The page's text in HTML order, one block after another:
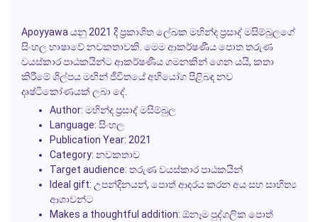
Apoyyawa යනු 2021 දී ප්‍රකාශිත ලේඛක මහින්ද ප්‍රසාද් මසිම්බුලගේ
සිංහල භාෂාවේ නවකතාවකි. මෙම ආකර්ෂණීය පොත තරුණ
වයස්කාර පාඨකයින්ට ආකර්ෂණීය ගමනකින් ගෙන යයි, කතා
කිරීමේ ශිල්පය මඟින් ජීවිතයේ අභියෝග පිළිබඳ නව
දෘෂ්ටිකෝණයක් ලබා දේ.
Author: මහින්ද ප්‍රසාද් මසිම්බුල
Language: සිංහල
Publication Year: 2021
Category: නවකතාව
Target audience: තරුණ වයස්කාර පාඨකයින්
Ideal gift: උපන්දිනයන්, පොත් ආදරය කරන අය සහ සාහිත්‍ය
ආශාවන්ට
Makes a thoughtful addition: ඕනෑම පුද්ගලික පොත්